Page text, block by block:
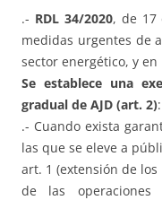
.- RDL 34/2020, de 17
medidas urgentes de
sector energético, y
Se establece una
gradual de AJD (art. 2):
.- Cuando exista
las que se eleve a
art. 1 (extensión de
de las